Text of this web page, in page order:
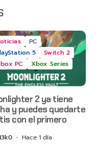
PC
5
Switch 2
PC
Xbox Series
2 ya tiene
y puedes quedarte
con el primero
Hace 1 día